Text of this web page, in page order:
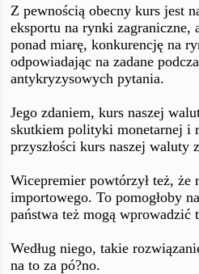
Z pewnością obecny kurs jest
eksportu na rynki
ponad miarę, konkurencję na
odpowiadając na zadane
antykryzysowych pytania.
Jego zdaniem, kurs naszej
skutkiem polityki monetarnej i
przyszłości kurs naszej waluty
Wicepremier powtórzył też, że
importowego. To pomogłoby
państwa też mogą wprowadzić
Według niego, takie
na to za pó?no.